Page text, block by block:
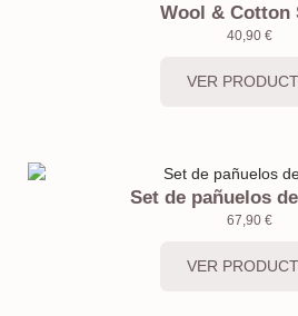
Wool & Cotton
40,90 €
VER
Set de pañuelos
67,90 €
VER